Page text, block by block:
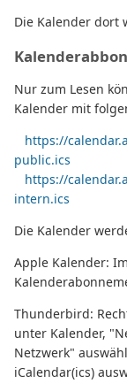
Die Kalender dort
Nur zum Lesen
Kalender mit
https://
public.ics
https://
intern.ics
Die Kalender
Apple Kalender:
Thunderbird:
unter Kalender,
Netzwerk"
iCalendar(ics)